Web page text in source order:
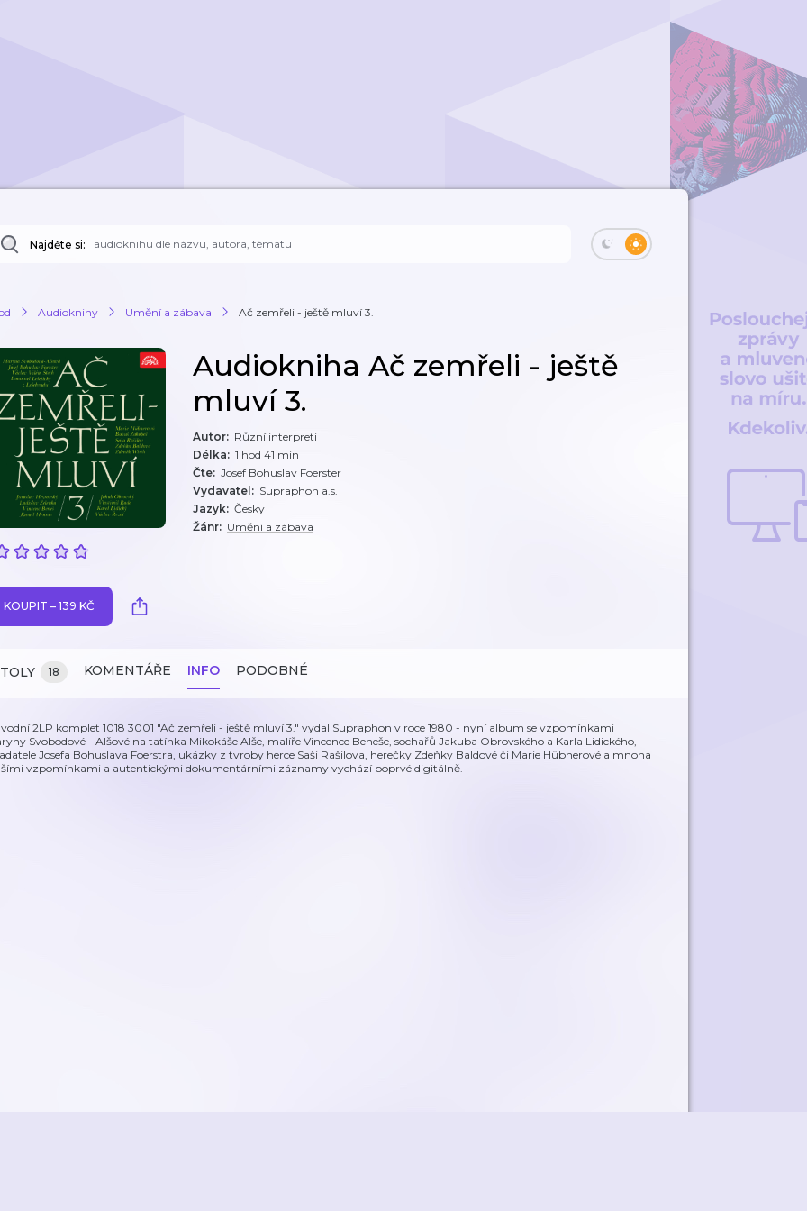
Najděte si:
Audioknihy Umění a zábava Ač zemřeli - ještě mluví 3.
Audiokniha Ač zemřeli - ještě
mluví 3.
Autor: Různí interpreti
Délka: 1 hod 41 min
Čte: Josef Bohuslav Foerster
Vydavatel : Supraphon a.s.
Jazyk: Česky
Žánr: Umění a zábava
KOUPIT – 139 KČ
18 KOMENTÁŘE INFO PODOBNÉ
2LP komplet 1018 3001 "Ač zemřeli - ještě mluví 3." vydal Supraphon v roce 1980 - nyní album se vzpomínkami
Svobodové - Alšové na tatínka Mikokáše Alše, malíře Vincence Beneše, sochařů Jakuba Obrovského a Karla Lidického,
Josefa Bohuslava Foerstra, ukázky z tvroby herce Saši Rašilova, herečky Zdeňky Baldové či Marie Hübnerové a mnoha
vzpomínkami a autentickými dokumentárními záznamy vychází poprvé digitálně.